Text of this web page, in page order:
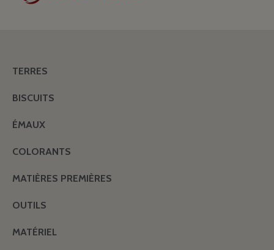
TERRES
BISCUITS
ÉMAUX
COLORANTS
MATIÈRES PREMIÈRES
OUTILS
MATÉRIEL